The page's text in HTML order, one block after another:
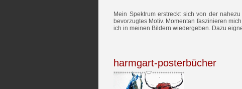
Mein Spektrum erstreckt sich von der
bevorzugtes Motiv. Momentan faszinieren
ich in meinen Bildern wiedergeben. Dazu
harmgart-posterbücher